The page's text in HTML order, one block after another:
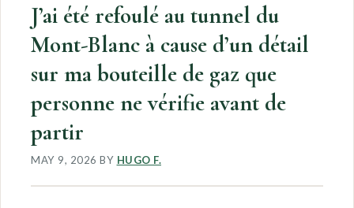
J’ai été refoulé au tunnel du
Mont-Blanc à cause d’un détail
sur ma bouteille de gaz que
personne ne vérifie avant de
partir
MAY 9, 2026 BY HUGO F.